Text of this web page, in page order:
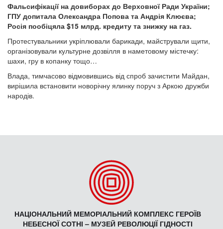
Фальсифікації на довиборах до Верховної Ради України;
ГПУ допитала Олександра Попова та Андрія Клюєва;
Росія пообіцяла $15 млрд. кредиту та знижку на газ.
Протестувальники укріплювали барикади, майстрували щити,
організовували культурне дозвілля в наметовому містечку:
шахи, гру в копанку тощо…
Влада, тимчасово відмовившись від спроб зачистити Майдан,
вирішила встановити новорічну ялинку поруч з Аркою дружби
народів.
НАЦІОНАЛЬНИЙ МЕМОРІАЛЬНИЙ КОМПЛЕКС ГЕРОЇВ
НЕБЕСНОЇ СОТНІ – МУЗЕЙ РЕВОЛЮЦІЇ ГІДНОСТІ